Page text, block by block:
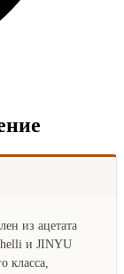
из ацетата
и JINYU
класса,